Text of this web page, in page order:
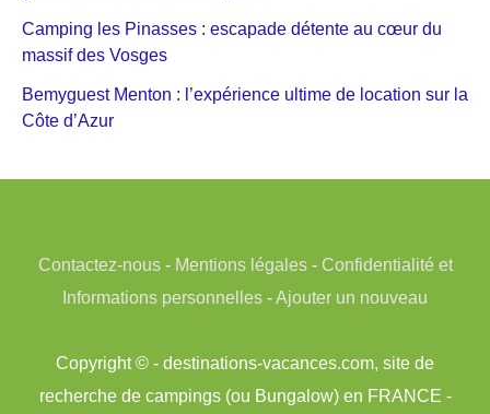
Camping les Pinasses : escapade détente au cœur du
massif des Vosges
Bemyguest Menton : l’expérience ultime de location sur la
Côte d’Azur
Contactez-nous- Mentions légales- Confidentialité et
Informations personnelles -Ajouter un nouveau
Copyright © - destinations-vacances.com, site de
recherche de campings (ou Bungalow) en FRANCE -